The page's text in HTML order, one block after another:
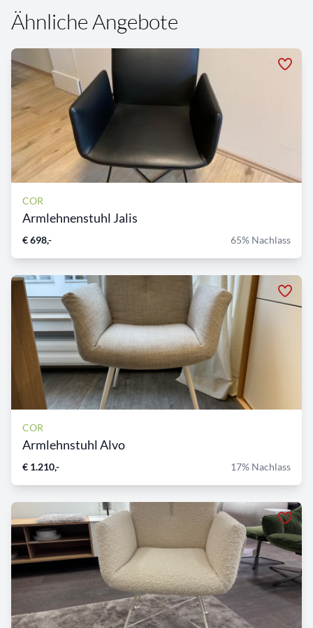
Ähnliche Angebote
COR
Armlehnenstuhl Jalis
€ 698,- 65% Nachlass
COR
Armlehnstuhl Alvo
€ 1.210,- 17% Nachlass